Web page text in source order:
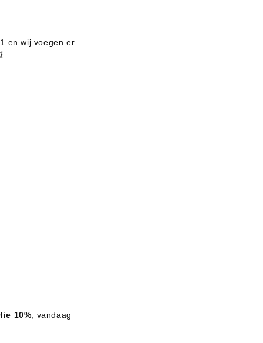
en wij voegen er
10%, vandaag